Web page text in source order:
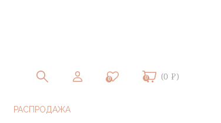
0 0 (0 ₽)